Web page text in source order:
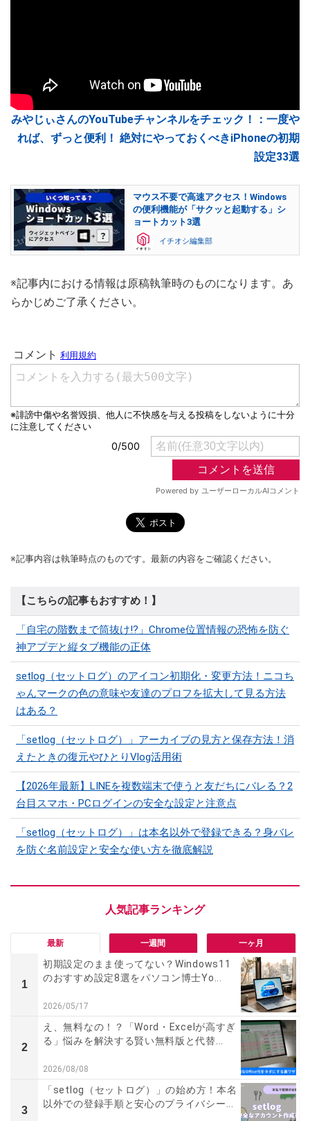
みやじぃさんのYouTubeチャンネルをチェック！：一度や
れば、ずっと便利！ 絶対にやっておくべきiPhoneの初期
設定33選
マウス不要で高速アクセス！Windows
の便利機能が「サクッと起動する」シ
ョートカット3選
イチオシ編集部
※記事内における情報は原稿執筆時のものになります。あ
らかじめご了承ください。
※記事内容は執筆時点のものです。最新の内容をご確認ください。
【こちらの記事もおすすめ！】
「自宅の階数まで筒抜け!?」Chrome位置情報の恐怖を防ぐ
神アプデと縦タブ機能の正体
setlog（セットログ）のアイコン初期化・変更方法！ニコち
ゃんマークの色の意味や友達のプロフを拡大して見る方法
はある？
「setlog（セットログ）」アーカイブの見方と保存方法！消
えたときの復元やひとりVlog活用術
【2026年最新】LINEを複数端末で使うと友だちにバレる？2
台目スマホ・PCログインの安全な設定と注意点
「setlog（セットログ）」は本名以外で登録できる？身バレ
を防ぐ名前設定と安全な使い方を徹底解説
最新 一週間 一ヶ月
1
初期設定のまま使ってない？Windows11
のおすすめ設定8選をパソコン博士Yo...
2026/05/17
2
え、無料なの！？「Word・Excelが高すぎ
る」悩みを解決する賢い無料版と代替...
2026/08/08
3
「setlog（セットログ）」の始め方！本名
以外での登録手順と安心のプライバシー...